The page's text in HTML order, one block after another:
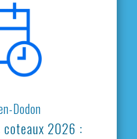
Dodon
coteaux 2026 :